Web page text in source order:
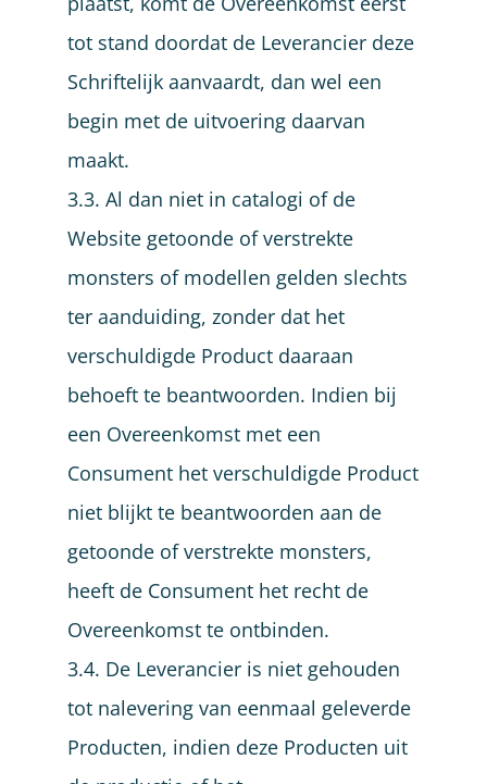
tot stand doordat de Leverancier deze
Schriftelijk aanvaardt, dan wel een
begin met de uitvoering daarvan
maakt.
3.3. Al dan niet in catalogi of de
Website getoonde of verstrekte
monsters of modellen gelden slechts
ter aanduiding, zonder dat het
verschuldigde Product daaraan
behoeft te beantwoorden. Indien bij
een Overeenkomst met een
Consument het verschuldigde Product
niet blijkt te beantwoorden aan de
getoonde of verstrekte monsters,
heeft de Consument het recht de
Overeenkomst te ontbinden.
3.4. De Leverancier is niet gehouden
tot nalevering van eenmaal geleverde
Producten, indien deze Producten uit